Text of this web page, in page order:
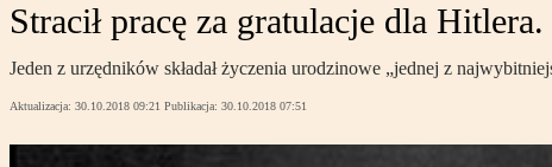
Stracił pracę za gratulacje dla
Jeden z urzędników składał życzenia urodzinowe „jednej z
Aktualizacja: 30.10.2018 09:21 Publikacja: 30.10.2018 07:51